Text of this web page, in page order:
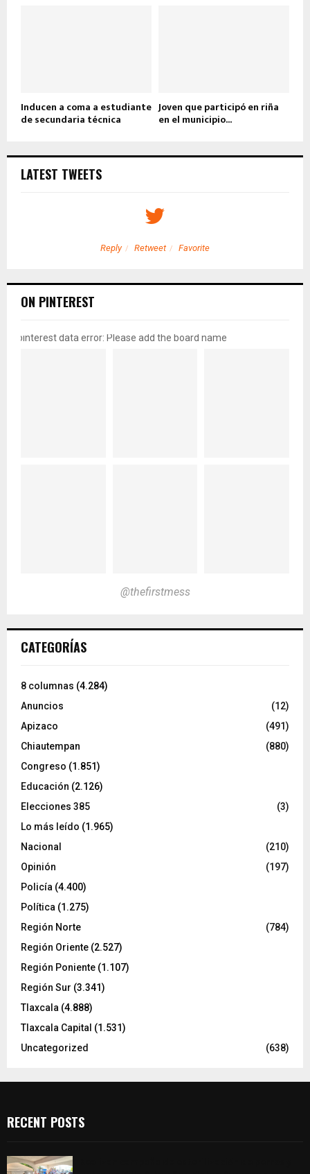
Inducen a coma a estudiante
de secundaria técnica
Joven que participó en riña
en el municipio...
LATEST TWEETS
Reply Retweet Favorite
ON PINTEREST
pinterest data error: Please add the board name
@thefirstmess
CATEGORÍAS
8 columnas (4.284)
Anuncios
(12)
Apizaco
(491)
Chiautempan
(880)
Congreso (1.851)
Educación (2.126)
Elecciones 385
(3)
Lo más leído (1.965)
Nacional
(210)
Opinión
(197)
Policía (4.400)
Política (1.275)
Región Norte
(784)
Región Oriente (2.527)
Región Poniente (1.107)
Región Sur (3.341)
Tlaxcala (4.888)
Tlaxcala Capital (1.531)
Uncategorized
(638)
RECENT POSTS